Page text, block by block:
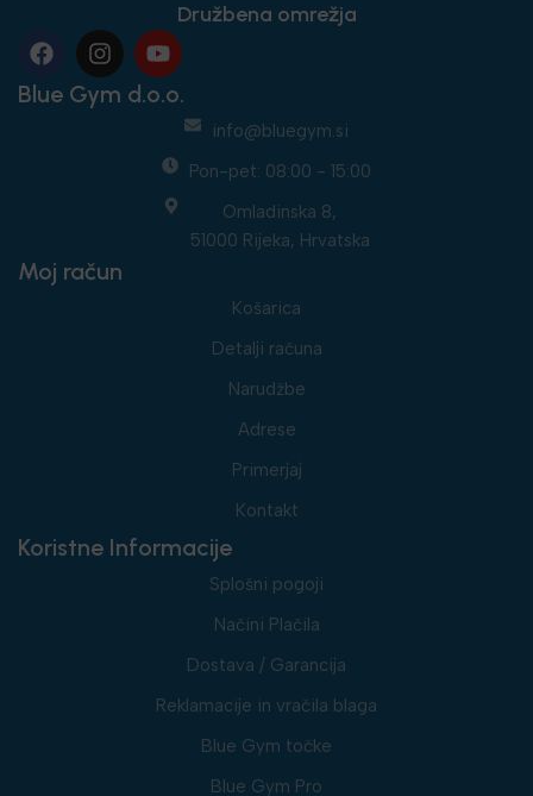
Družbena omrežja
Blue Gym d.o.o.
info@bluegym.si
Pon-pet: 08:00 - 15:00
Omladinska 8,
51000 Rijeka, Hrvatska
Moj račun
Košarica
Detalji računa
Narudžbe
Adrese
Primerjaj
Kontakt
Koristne Informacije
Splošni pogoji
Načini Plačila
Dostava / Garancija
Reklamacije in vračila blaga
Blue Gym točke
Blue Gym Pro